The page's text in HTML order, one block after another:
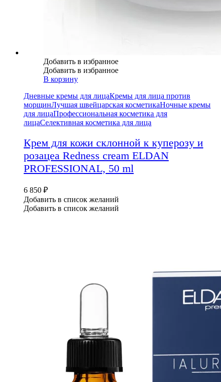
Добавить в избранное
Добавить в избранное
В корзину
Дневные кремы для лицаКремы для лица против
морщинЛучшая швейцарская косметикаНочные кремы
для лицаПрофессиональная косметика для
лицаСелективная косметика для лица
Крем для кожи склонной к куперозу и
розацеа Redness cream ELDAN
PROFESSIONAL, 50 ml
6 850 ₽
Добавить в список желаний
Добавить в список желаний